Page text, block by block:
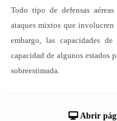
Todo tipo de defensas
ataques mixtos que
embargo, las capacidades
capacidad de algunos estados
sobreestimada.
Abrir